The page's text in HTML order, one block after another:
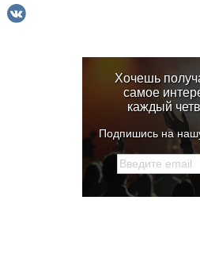
Хочешь
самое
каждый
Подпишись на